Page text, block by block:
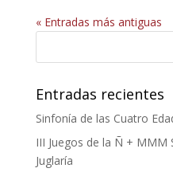
« Entradas más antiguas
Entradas recientes
Sinfonía de las Cuatro
III Juegos de la Ñ +
Juglaría